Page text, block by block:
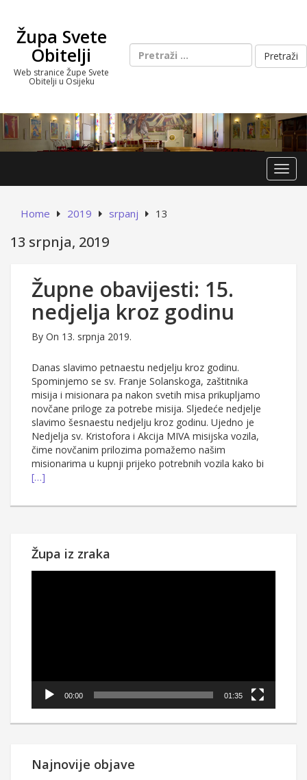
contentŽupa Svete
Obitelji
Web stranice Župe Svete
Obitelji u Osijeku
Pretraži:
Home 2019 srpanj 13
13 srpnja, 2019
Župne obavijesti: 15.
nedjelja kroz godinu
By On 13. srpnja 2019.
Danas slavimo petnaestu nedjelju kroz godinu.
Spominjemo se sv. Franje Solanskoga, zaštitnika
misija i misionara pa nakon svetih misa prikupljamo
novčane priloge za potrebe misija. Sljedeće nedjelje
slavimo šesnaestu nedjelju kroz godinu. Ujedno je
Nedjelja sv. Kristofora i Akcija MIVA misijska vozila,
čime novčanim prilozima pomažemo našim
misionarima u kupnji prijeko potrebnih vozila kako bi
[…]
Župa iz zraka
00:00 01:35
Najnovije objave